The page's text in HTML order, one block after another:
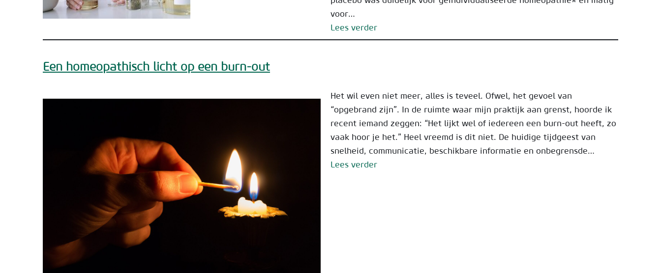
voor…
Lees verder
Een homeopathisch licht op een burn-out
Het wil even niet meer, alles is teveel. Ofwel, het gevoel van
“opgebrand zijn”. In de ruimte waar mijn praktijk aan grenst, hoorde ik
recent iemand zeggen: “Het lijkt wel of iedereen een burn-out heeft, zo
vaak hoor je het.” Heel vreemd is dit niet. De huidige tijdgeest van
snelheid, communicatie, beschikbare informatie en onbegrensde…
Lees verder